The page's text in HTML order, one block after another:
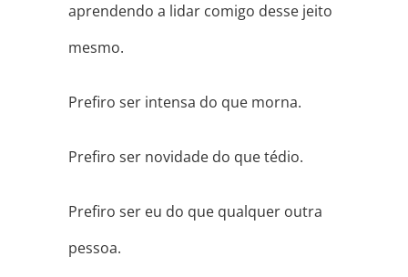
aprendendo a lidar comigo desse jeito
mesmo.
Prefiro ser intensa do que morna.
Prefiro ser novidade do que tédio.
Prefiro ser eu do que qualquer outra
pessoa.